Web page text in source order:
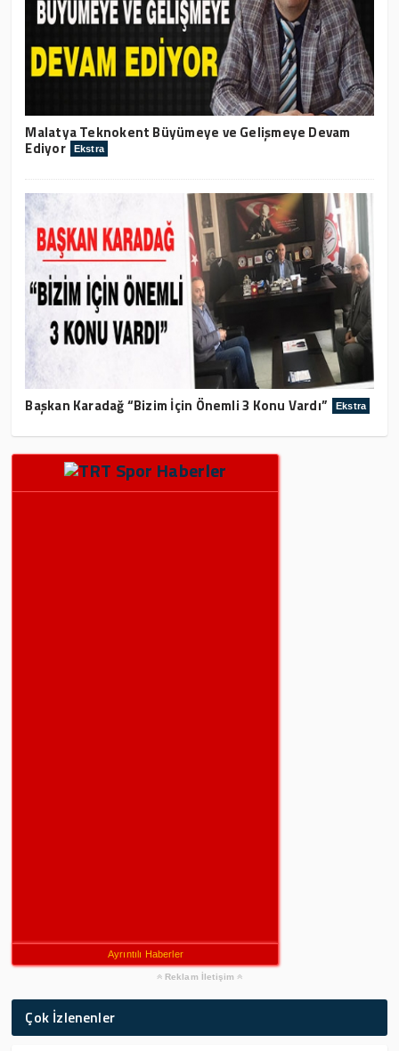
Malatya Teknokent Büyümeye ve Gelişmeye Devam
Ediyor Ekstra
Başkan Karadağ “Bizim İçin Önemli 3 Konu Vardı” Ekstra
Ayrıntılı Haberler
Reklam İletişim
Çok İzlenenler